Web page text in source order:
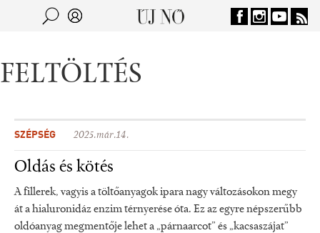
Jump to navigation
FELTÖLTÉS
SZÉPSÉG 2025.már.14.
Oldás és kötés
A fillerek, vagyis a töltőanyagok ipara nagy változásokon megy
át a hialuronidáz enzim térnyerése óta. Ez az egyre népszerűbb
oldóanyag megmentője lehet a „párnaarcot” és „kacsaszájat”